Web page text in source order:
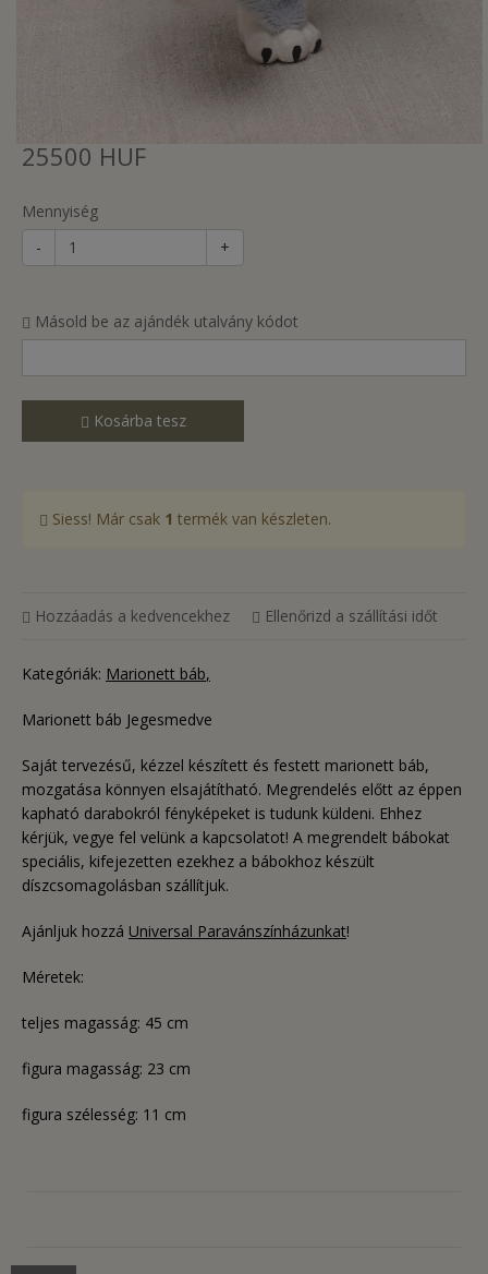
25500 HUF
Mennyiség
-
+
Másold be az ajándék utalvány kódot
Kosárba tesz
Siess! Már csak 1 termék van készleten.
Hozzáadás a kedvencekhez Ellenőrizd a szállítási időt
Kategóriák: Marionett báb
Marionett báb Jegesmedve
Saját tervezésű, kézzel készített és festett marionett báb,
mozgatása könnyen elsajátítható. Megrendelés előtt az éppen
kapható darabokról fényképeket is tudunk küldeni. Ehhez
kérjük, vegye fel velünk a kapcsolatot! A megrendelt bábokat
speciális, kifejezetten ezekhez a bábokhoz készült
díszcsomagolásban szállítjuk.
Ajánljuk hozzá Universal Paravánszínházunkat!
Méretek:
teljes magasság: 45 cm
figura magasság: 23 cm
figura szélesség: 11 cm